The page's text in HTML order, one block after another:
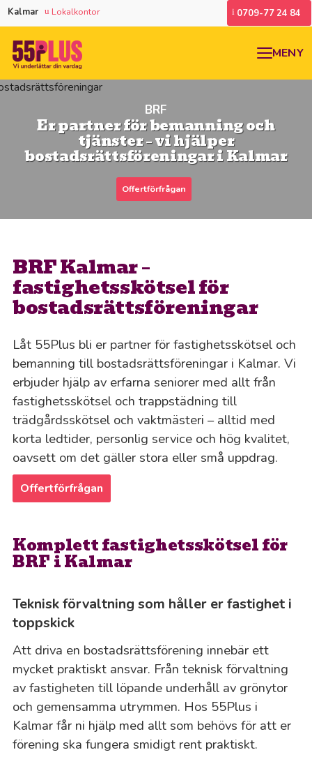
Kalmar Lokalkontor 0709-77 24 84
MENY
BRF
Er partner för bemanning och
tjänster – vi hjälper
bostadsrättsföreningar i Kalmar
Offertförfrågan
BRF Kalmar –
fastighetsskötsel för
bostadsrättsföreningar
Låt 55Plus bli er partner för fastighetsskötsel och
bemanning till bostadsrättsföreningar i Kalmar. Vi
erbjuder hjälp av erfarna seniorer med allt från
fastighetsskötsel och trappstädning till
trädgårdsskötsel och vaktmästeri – alltid med
korta ledtider, personlig service och hög kvalitet,
oavsett om det gäller stora eller små uppdrag.
Offertförfrågan
Komplett fastighetsskötsel för
BRF i Kalmar
Teknisk förvaltning som håller er fastighet i
toppskick
Att driva en bostadsrättsförening innebär ett
mycket praktiskt ansvar. Från teknisk förvaltning
av fastigheten till löpande underhåll av grönytor
och gemensamma utrymmen. Hos 55Plus i
Kalmar får ni hjälp med allt som behövs för att er
förening ska fungera smidigt rent praktiskt.